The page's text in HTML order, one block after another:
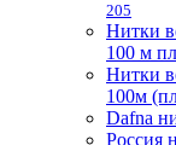
205
Нитки
100 м
Нитки
100м
Dafna
Россия